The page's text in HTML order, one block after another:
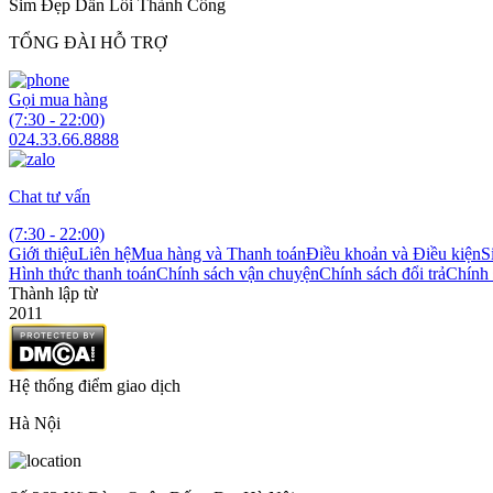
Sim Đẹp Dẫn Lối Thành Công
TỔNG ĐÀI HỖ TRỢ
Gọi mua hàng
(7:30 - 22:00)
024.33.66.8888
Chat tư vấn
(7:30 - 22:00)
Giới thiệuLiên hệMua hàng và Thanh toánĐiều khoản và Điều kiện
Hình thức thanh toánChính sách vận chuyệnChính sách đổi trảChính
Thành lập từ
2011
Hệ thống điểm giao dịch
Hà Nội